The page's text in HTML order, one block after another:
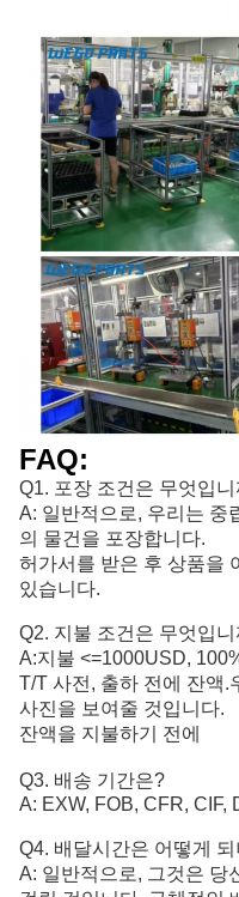
FAQ:
Q1. 포장 조건은 무엇입
A: 일반적으로, 우리는 중
의 물건을 포장합니다.
허가서를 받은 후 상품을
있습니다.
Q2. 지불 조건은 무엇입
A:지불 <=1000USD,
T/T 사전, 출하 전에 잔액.
사진을 보여줄 것입니다.
잔액을 지불하기 전에
Q3. 배송 기간은?
A: EXW, FOB, CFR, CIF,
Q4. 배달시간은 어떻게
A: 일반적으로, 그것은 당